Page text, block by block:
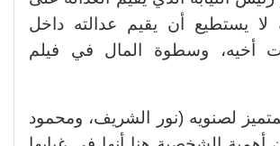
لا يستطيع أن يقيم عدالته داخل
أخيه، وسطوة المال في فيلم
لصنويه (نور الشريف، ومحمود